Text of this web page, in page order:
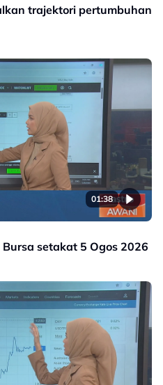
trajektori pertumbuhan
01:38
setakat 5 Ogos 2026